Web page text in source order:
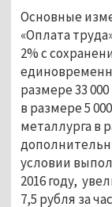
Основные
«Оплата
2% с
размере 33
в размере 5
металлурга в
условии
2016 году,
7,5 рубля за